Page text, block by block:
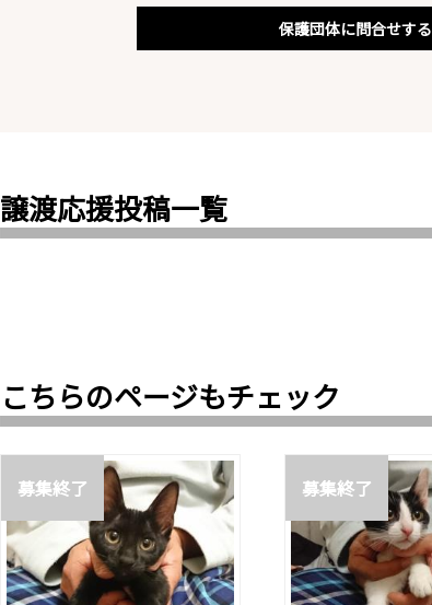
保護団体に問合せする
譲渡応援投稿一覧
こちらのページもチェック
募集終了 募集終了